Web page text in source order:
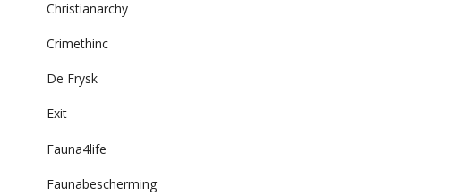
Christianarchy
Crimethinc
De Frysk
Exit
Fauna4life
Faunabescherming